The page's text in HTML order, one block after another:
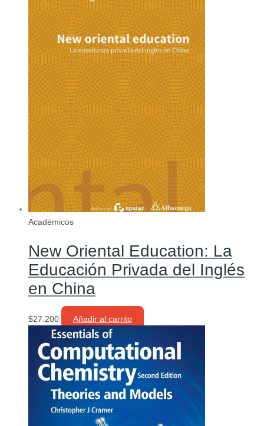
Académicos
New Oriental Education: La
Educación Privada del Inglés
en China
$27.200 Añadir al carrito